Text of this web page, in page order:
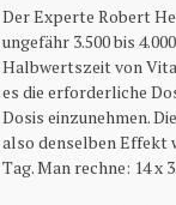
Der Experte Robert
ungefähr 3.500 bis
Halbwertszeit von
es die erforderliche
Dosis einzunehmen.
also denselben Effekt
Tag. Man rechne: 14 x